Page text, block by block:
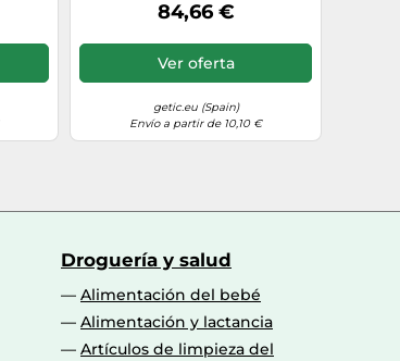
doble banda y PoE RBcAPGi-
5acD2nD-XL
84,66 €
Ver oferta
getic.eu (Spain)
Envío a partir de 10,10 €
Droguería y salud
Alimentación del bebé
Alimentación y lactancia
Artículos de limpieza del